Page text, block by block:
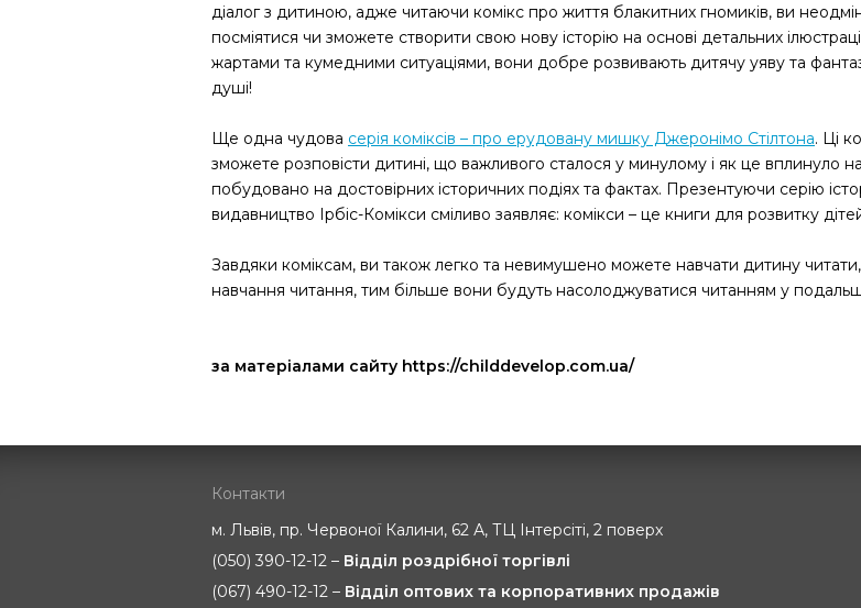
діалог з дитиною, адже читаючи комікс про життя блакитних гномиків, ви
посміятися чи зможете створити свою нову історію на основі детальних
жартами та кумедними ситуаціями, вони добре розвивають дитячу уяву та
душі!
Ще одна чудова серія коміксів – про ерудовану мишку Джеронімо Стілтона. Ці
зможете розповісти дитині, що важливого сталося у минулому і як це
побудовано на достовірних історичних подіях та фактах. Презентуючи серію
видавництво Ірбіс-Комікси сміливо заявляє: комікси – це книги для розвитку
Завдяки коміксам, ви також легко та невимушено можете навчати дитину
навчання читання, тим більше вони будуть насолоджуватися читанням у
за матеріалами сайту https://childdevelop.com.ua/
Контакти
м. Львів, пр. Червоної Калини, 62 А, ТЦ Інтерсіті, 2 поверх
(050) 390-12-12 – Відділ роздрібної торгівлі
(067) 490-12-12 – Відділ оптових та корпоративних продажів